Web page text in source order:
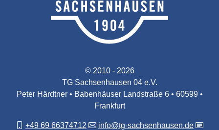
© 2010 - 2026
TG Sachsenhausen 04 e.V.
Peter Härdtner • Babenhäuser Landstraße 6 • 60599 •
Frankfurt
+49 69 66374712
info@tg-sachsenhausen.de